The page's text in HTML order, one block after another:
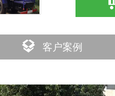
客户案例